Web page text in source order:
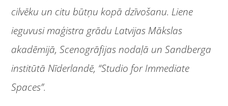
cilvēku un citu būtņu kopā dzīvošanu. Liene
ieguvusi maģistra grādu Latvijas Mākslas
akadēmijā, Scenogrāfijas nodaļā un Sandberga
institūtā Nīderlandē, “Studio for Immediate
Spaces”.